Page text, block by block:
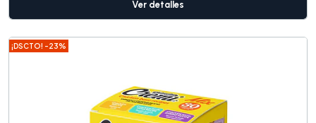
Ver detalles
¡DSCTO! -23%